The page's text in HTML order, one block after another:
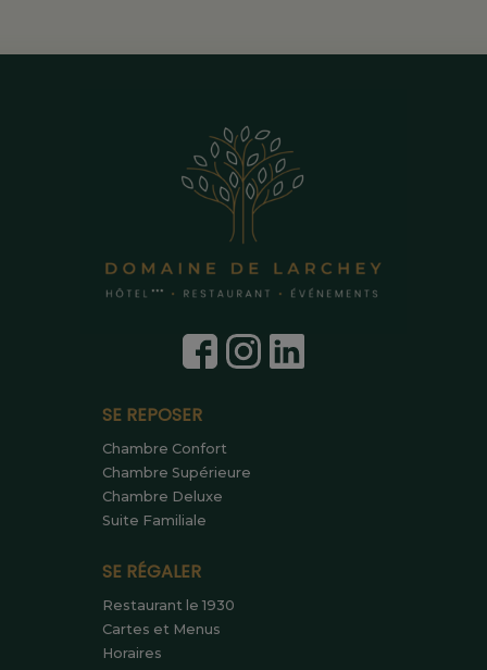
SE REPOSER
Chambre Confort
Chambre Supérieure
Chambre Deluxe
Suite Familiale
SE RÉGALER
Restaurant le 1930
Cartes et Menus
Horaires